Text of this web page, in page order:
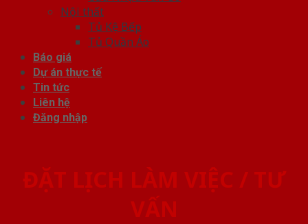
Nội thất
Tủ Kệ Bếp
Tủ Quần Áo
Báo giá
Dự án thực tế
Tin tức
Liên hệ
Đăng nhập
ĐẶT LỊCH LÀM VIỆC / TƯ
VẤN